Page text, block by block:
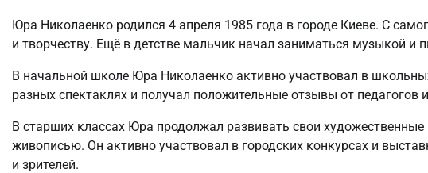
Юра Николаенко родился 4 апреля 1985 года в городе Киеве. С
и творчеству. Ещё в детстве мальчик начал заниматься музыкой и
В начальной школе Юра Николаенко активно участвовал в
разных спектаклях и получал положительные отзывы от педагогов
В старших классах Юра продолжал развивать свои
живописью. Он активно участвовал в городских конкурсах и
и зрителей.